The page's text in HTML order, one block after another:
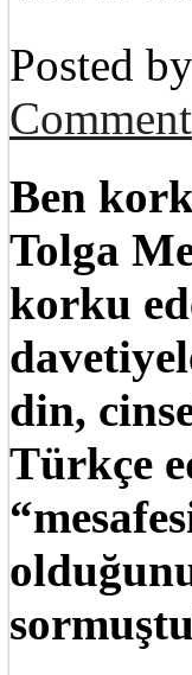
Posted by
Comment
Ben
Tolga
korku
din,
Türkçe